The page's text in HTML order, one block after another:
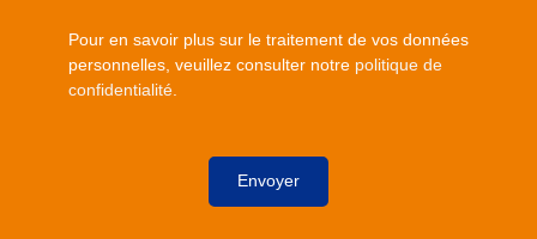
Pour en savoir plus sur le traitement de vos données
personnelles, veuillez consulter notre politique de
confidentialité
Envoyer